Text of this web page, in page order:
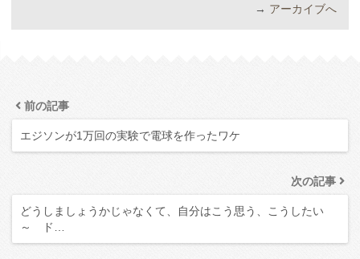
→ アーカイブへ
前の記事
エジソンが1万回の実験で電球を作ったワケ
次の記事
どうしましょうかじゃなくて、自分はこう思う、こうしたい
～ ド…